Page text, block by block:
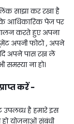
साझा कर रखा है
आधिकारिक पेज पर
करते हुए अपना
अपनी फोटो , अपने
अपने पास रख लें
ना हो।
करें -
है हमारे इस
हो योजनाओं संबंधी